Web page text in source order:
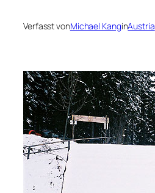
Verfasst vonMichael KanginAustria